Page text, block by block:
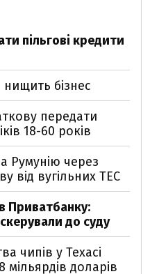
пільгові кредити
бізнес
передати
18-60 років
Румунію через
від вугільних ТЕС
Приватбанку:
до суду
чипів у Техасі
мільярдів доларів